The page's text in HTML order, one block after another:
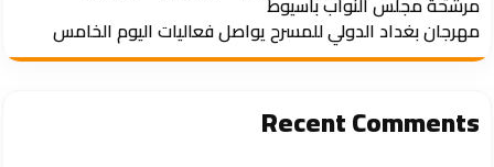
مهرجان بغداد الدولي للمسرح يواصل فعاليات اليوم الخامس
Recent Comments